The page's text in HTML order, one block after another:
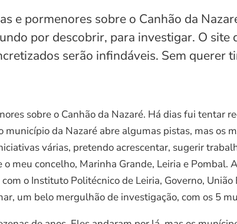
e pormenores sobre o Canhão da
por descobrir, para investigar. O
serão infindáveis. Sem querer
sobre o Canhão da Nazaré. Há dias fui tentar
da Nazaré abre algumas pistas, mas os
várias, pretendo acrescentar, sugerir
meu concelho, Marinha Grande, Leiria e
o Instituto Politécnico de Leiria, Governo,
um belo mergulhão de investigação, com os 5